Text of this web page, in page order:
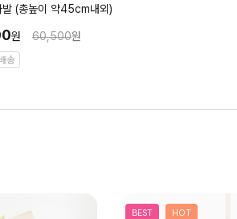
발 (총높이 약45cm내외)
원 60,500원
송
BEST HOT